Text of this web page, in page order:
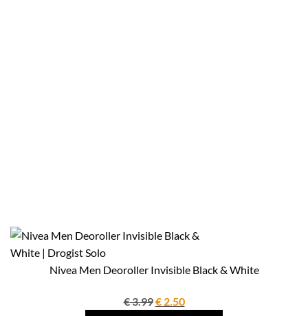
Nivea Men Deoroller Invisible Black & White
€3.99Oorspronkelijke
€2.50Huidige